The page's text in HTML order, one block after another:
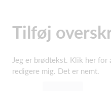
Tilføj
Jeg er brødtekst. Klik her
redigere mig. Det er nemt.